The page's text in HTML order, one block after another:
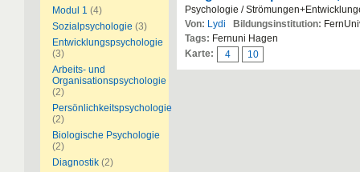
Modul 1 (4)
Sozialpsychologie (3)
Entwicklungspsychologie
(3)
Arbeits- und
Organisationspsychologie
(2)
Persönlichkeitspsychologie
(2)
Biologische Psychologie
(2)
Diagnostik (2)
Psychologie /
Von: Lydi Bildungsinstitution:
Tags: Fernuni Hagen
Karte:
4 10